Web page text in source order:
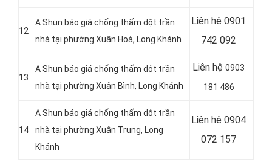
12
A Shun báo giá chống thấm dột trần
nhà tại phường Xuân Hoà, Long Khánh
Liên hệ 0901
742 092
13
A Shun báo giá chống thấm dột trần
nhà tại phường Xuân Bình, Long Khánh
Liên hệ 0903
181 486
14
A Shun báo giá chống thấm dột trần
nhà tại phường Xuân Trung, Long
Khánh
Liên hệ 0904
072 157